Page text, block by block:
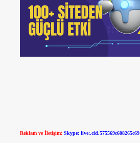
Reklam ve İletişim: Skype: live:.cid.575569c608265c69